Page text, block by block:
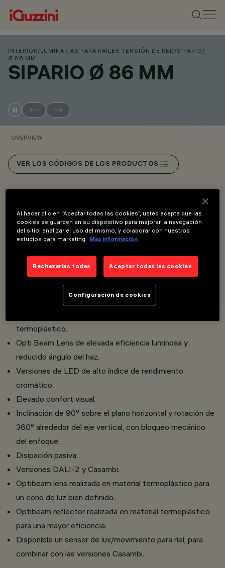
INTERIOR /LUMINARIAS PARA RAÍLES TENSIÓN DE RED /SIPARIO /
Ø 86 MM
SIPARIO Ø 86 MM
OVERVIEW
VER LOS CÓDIGOS DE LOS PRODUCTOS
Un innovador sistema Push&Go que facilita y agiliza el
cambio de los refractores y los accesorios, in situ y de
manera segura.
Posibilidad de instalación de hasta tres accesorios
planos y uno exterior en el mismo cuerpo de iluminación.
Instalación en raíl de tensión de red.
termoplástico.
Opti Beam Lens de elevada eficiencia luminosa y
reducido ángulo del haz.
Versiones de LED de alto índice de rendimiento
cromático.
Elevado confort visual.
Inclinación de 90º sobre el plano horizontal y rotación de
360º alrededor del eje vertical, con bloqueo mecánico
del enfoque.
Disipación pasiva.
Versiones DALI-2 y Casambi.
Optibeam lens realizada en material termoplástico para
un cono de luz bien definido.
Optibeam reflector realizada en material termoplástico
para una mayor eficiencia.
Disponible un sensor de lux/movimiento para riel, para
combinar con las versiones Casambi.
Al hacer clic en “Aceptar todas las cookies”, usted acepta que las
cookies se guarden en su dispositivo para mejorar la navegación
del sitio, analizar el uso del mismo, y colaborar con nuestros
estudios para marketing.
Más información
Rechazarlas todas Aceptar todas las cookies
Configuración de cookies